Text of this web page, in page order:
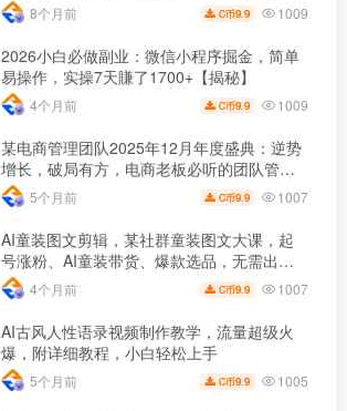
8个月前 C币9.9 1009
2026小白必做副业：微信小程序掘金，简单
易操作，实操7天賺了1700+【揭秘】
4个月前 C币9.9 1009
某电商管理团队2025年12月年度盛典：逆势
增长，破局有方，电商老板必听的团队管理
课
5个月前 C币9.9 1007
AI童装图文剪辑，某社群童装图文大课，起
号涨粉、AI童装带货、爆款选品，无需出镜
和拍摄4个月前 C币9.9 1007
AI古风人性语录视频制作教学，流量超级火
爆，附详细教程，小白轻松上手
5个月前 C币9.9 1005